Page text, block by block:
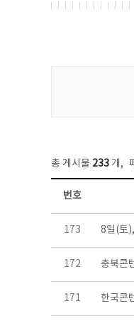
총 게시물 233 개,
보도자료 목록 - 번호, 제목, 작성자, 파일, 조회수, 작성일 정보 제공
번호
173 8일(토
172 충북콘
171 한국콘